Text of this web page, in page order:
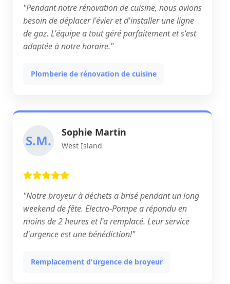
"Pendant notre rénovation de cuisine, nous avions
besoin de déplacer l'évier et d'installer une ligne
de gaz. L'équipe a tout géré parfaitement et s'est
adaptée à notre horaire."
Plomberie de rénovation de cuisine
S.M.
Sophie Martin
West Island
"Notre broyeur à déchets a brisé pendant un long
weekend de fête. Electro-Pompe a répondu en
moins de 2 heures et l'a remplacé. Leur service
d'urgence est une bénédiction!"
Remplacement d'urgence de broyeur